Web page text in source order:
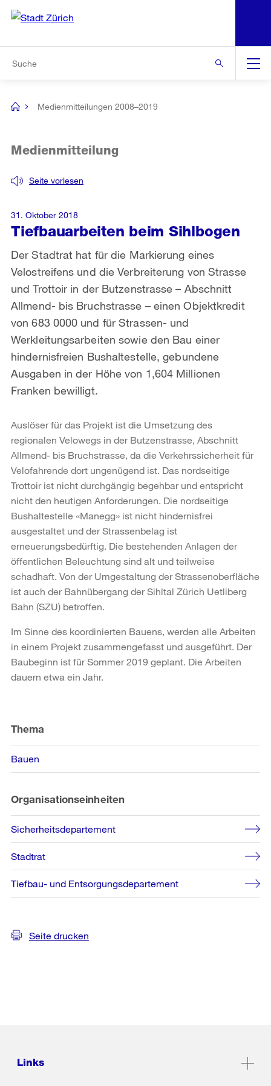
Navigation
[no
Medienmitteilungen 2008–2019
Tiefbauarbeiten beim Sihlbogen
Seite vorlesen
Medienmitteilung
Der Stadtrat hat für die Markierung eines
Velostreifens und die Verbreiterung von Strasse
und Trottoir in der Butzenstrasse – Abschnitt
Allmend- bis Bruchstrasse – einen Objektkredit
von 683 0000 und für Strassen- und
Werkleitungsarbeiten sowie den Bau einer
hindernisfreien Bushaltestelle, gebundene
Ausgaben in der Höhe von 1,604 Millionen
Franken bewilligt.
31. Oktober 2018
Auslöser für das Projekt ist die Umsetzung des
regionalen Velowegs in der Butzenstrasse, Abschnitt
Allmend- bis Bruchstrasse, da die Verkehrssicherheit für
Velofahrende dort ungenügend ist. Das nordseitige
Trottoir ist nicht durchgängig begehbar und entspricht
nicht den heutigen Anforderungen. Die nordseitige
Bushaltestelle «Manegg» ist nicht hindernisfrei
ausgestaltet und der Strassenbelag ist
erneuerungsbedürftig. Die bestehenden Anlagen der
öffentlichen Beleuchtung sind alt und teilweise
schadhaft. Von der Umgestaltung der Strassenoberfläche
ist auch der Bahnübergang der Sihltal Zürich Uetliberg
Bahn (SZU) betroffen.
Im Sinne des koordinierten Bauens, werden alle Arbeiten
in einem Projekt zusammengefasst und ausgeführt. Der
Baubeginn ist für Sommer 2019 geplant. Die Arbeiten
dauern etwa ein Jahr.
Informationen
Thema
Bauen
Organisationseinheiten
Sicherheitsdepartement
Stadtrat
Tiefbau- und Entsorgungsdepartement
Seite drucken
Links